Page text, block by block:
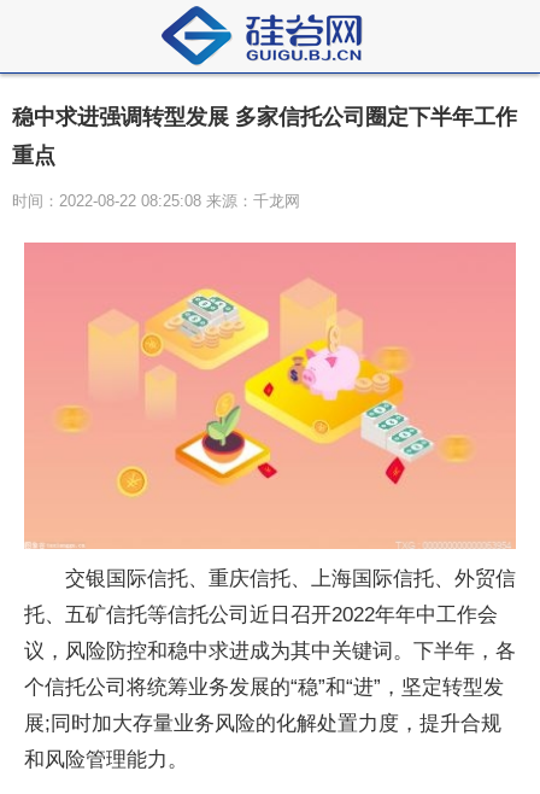
稳中求进强调转型发展 多家信托公司圈定下半年工作
重点
时间：2022-08-22 08:25:08 来源：千龙网
交银国际信托、重庆信托、上海国际信托、外贸信
托、五矿信托等信托公司近日召开2022年年中工作会
议，风险防控和稳中求进成为其中关键词。下半年，各
个信托公司将统筹业务发展的“稳”和“进”，坚定转型发
展;同时加大存量业务风险的化解处置力度，提升合规
和风险管理能力。